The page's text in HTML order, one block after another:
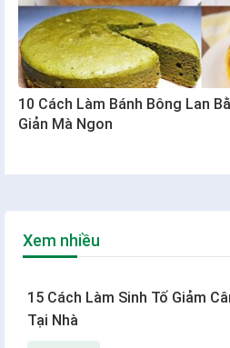
10 Cách Làm Bánh Bông Lan
Giản Mà Ngon
Xem nhiều
15 Cách Làm Sinh Tố Giảm
Tại Nhà